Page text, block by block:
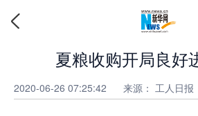
夏粮收购开局良好
2020-06-26 07:25:42 来源： 工人日报